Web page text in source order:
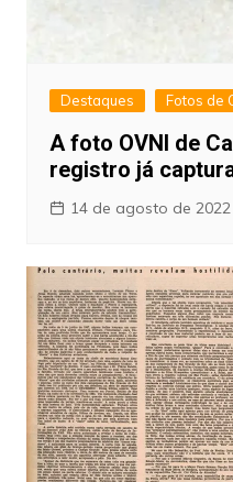
Destaques Fotos de
A foto OVNI de
registro já
14 de agosto de 2022